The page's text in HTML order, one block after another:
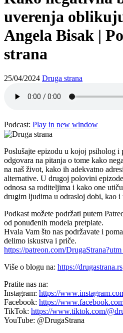
uverenja
Angela Bisak |
strana
25/04/2024 Druga strana
Podcast: Play in new window
Poslušajte epizodu u kojoj psiholog i
odgovara na pitanja o tome kako
na naš život, kako ih adekvatno
alternative. U drugoj polovini
odnosa sa roditeljima i kako one
drugim ljudima u odrasloj dobi, kao i
Podkast možete podržati putem
od ponuđenih modela pretplate.
Hvala Vam što nas podržavate i
delimo iskustva i priče.
https://patreon.com/
Više o blogu na: https://drugastrana.rs
Pratite nas na:
Instagram: https://
Facebook: https://
TikTok: https://www.tiktok.com/
YouTube: @DrugaStrana